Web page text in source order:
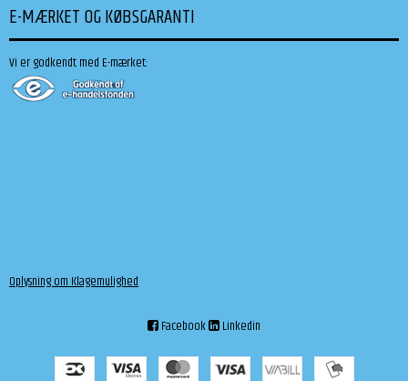
E-MÆRKET OG KØBSGARANTI
Vi er godkendt med E-mærket:
Oplysning om Klagemulighed
Facebook Linkedin